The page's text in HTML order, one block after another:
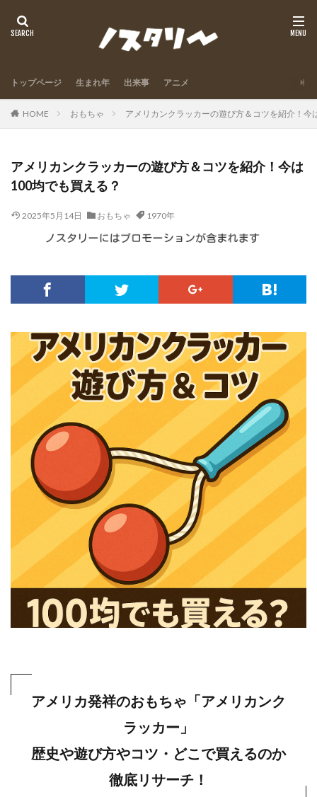
トップページ 生まれ年 出来事 アニメ
HOME おもちゃ アメリカンクラッカーの遊び方＆コツを紹介！今
アメリカンクラッカーの遊び方＆コツを紹介！今は
100均でも買える？
2025年5月14日 おもちゃ 1970年
アメリカ発祥のおもちゃ「アメリカンク
ラッカー」
歴史や遊び方やコツ・どこで買えるのか
徹底リサーチ！